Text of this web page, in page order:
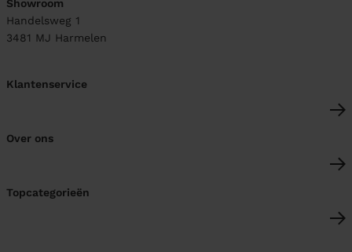
Showroom
Handelsweg 1
3481 MJ Harmelen
Klantenservice
Over ons
Topcategorieën